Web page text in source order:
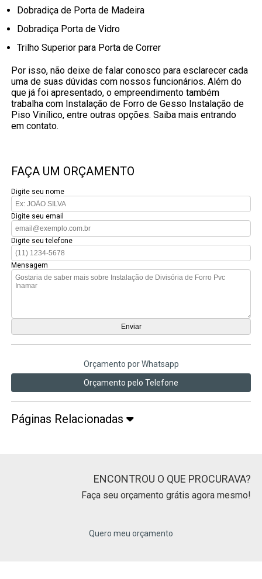
Dobradiça de Porta de Madeira
Dobradiça Porta de Vidro
Trilho Superior para Porta de Correr
Por isso, não deixe de falar conosco para esclarecer cada
uma de suas dúvidas com nossos funcionários. Além do
que já foi apresentado, o empreendimento também
trabalha com Instalação de Forro de Gesso Instalação de
Piso Vinílico, entre outras opções. Saiba mais entrando
em contato.
FAÇA UM ORÇAMENTO
Digite seu nome
Digite seu email
Digite seu telefone
Mensagem
Orçamento por Whatsapp
Orçamento pelo Telefone
Páginas Relacionadas
ENCONTROU O QUE PROCURAVA?
Faça seu orçamento grátis agora mesmo!
Quero meu orçamento